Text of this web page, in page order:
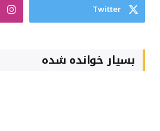
Twitter
بسیار خوانده شده